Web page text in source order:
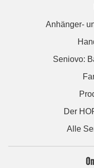
Anhänger-
Seniovo:
Der
Alle